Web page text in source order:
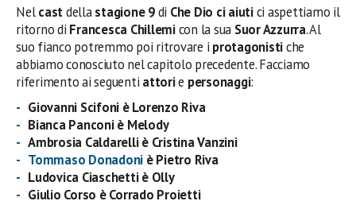
Nelcastdellastagione 9di Che Dio ci aiutici aspettiamo il
ritorno di Francesca Chillemicon la sua Suor Azzurra. Al
suo fianco potremmo poi ritrovare i protagonistiche
abbiamo conosciuto nel capitolo precedente. Facciamo
riferimento ai seguenti attorie personaggi:
Giovanni Scifoni è Lorenzo Riva
Bianca Panconi è Melody
Ambrosia Caldarelli è Cristina Vanzini
Tommaso Donadoni è Pietro Riva
Ludovica Ciaschetti è Olly
Giulio Corso è Corrado Proietti